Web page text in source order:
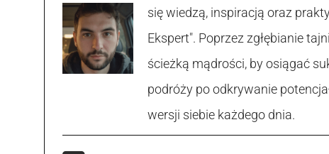
się wiedzą, inspiracją oraz
Ekspert". Poprzez zgłębianie
ścieżką mądrości, by osiągać
podróży po odkrywanie
wersji siebie każdego dnia.